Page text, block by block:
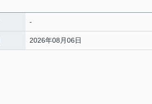
-
2026年08月06日